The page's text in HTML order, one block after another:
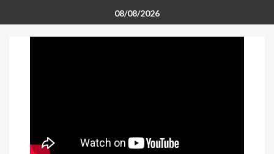
08/08/2026